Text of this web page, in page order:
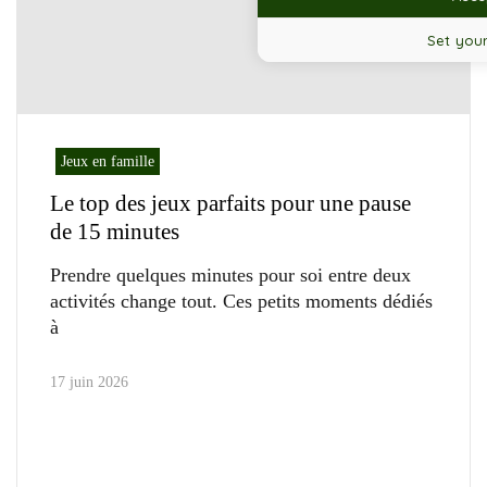
Jeux en famille
Le top des jeux parfaits pour une pause
de 15 minutes
Prendre quelques minutes pour soi entre deux
activités change tout. Ces petits moments dédiés
à
17 juin 2026
Set